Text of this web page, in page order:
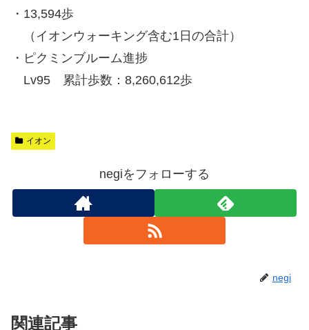
・13,594歩
（イオンウォーキング含む1日の合計）
・ピクミンブルーム進捗
Lv95 累計歩数：8,260,612歩
イオン
negiをフォローする
negi
関連記事